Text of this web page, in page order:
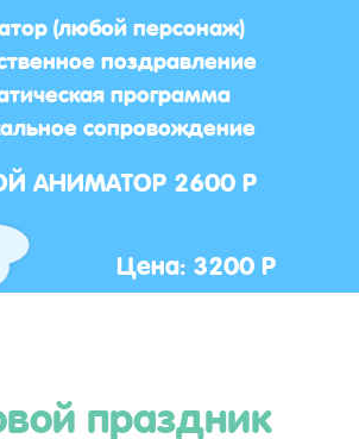
(любой персонаж)
поздравление
программа
сопровождение
АНИМАТОР 2600 Р
Цена: 3200 Р
праздник